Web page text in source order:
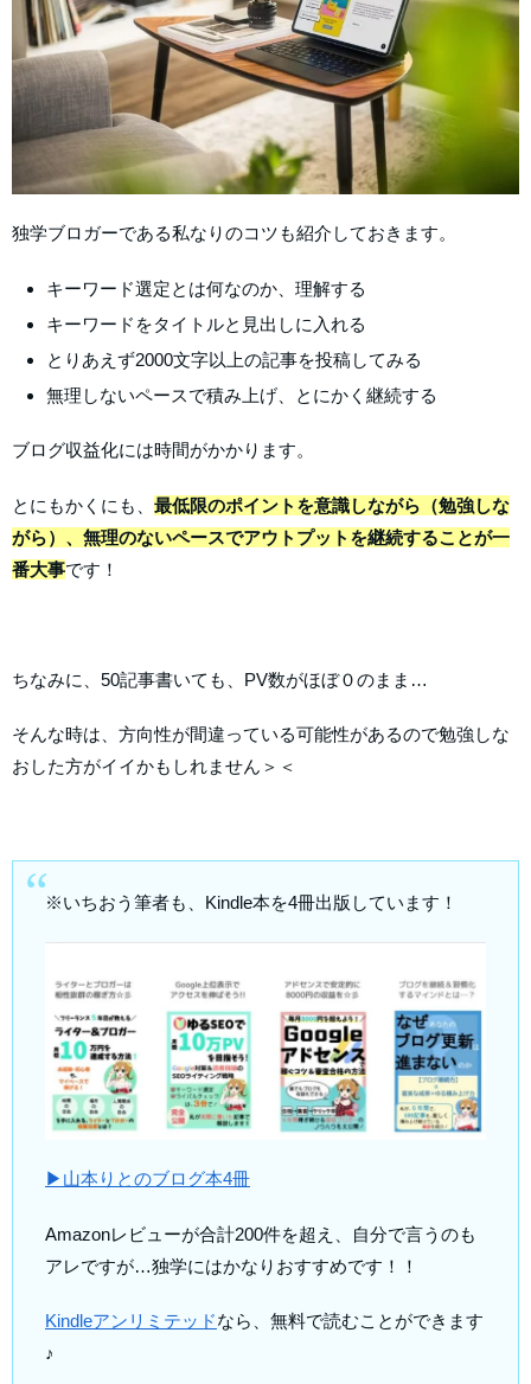
独学ブロガーである私なりのコツも紹介しておきます。
キーワード選定とは何なのか、理解する
キーワードをタイトルと見出しに入れる
とりあえず2000文字以上の記事を投稿してみる
無理しないペースで積み上げ、とにかく継続する
ブログ収益化には時間がかかります。
とにもかくにも、 最低限のポイントを意識しながら（勉強しな
がら）、無理のないペースでアウトプットを継続することが一
番大事です！
ちなみに、50記事書いても、PV数がほぼ０のまま…
そんな時は、方向性が間違っている可能性があるので勉強しな
おした方がイイかもしれません＞＜
※いちおう筆者も、Kindle本を4冊出版しています！
▶山本りとのブログ本4冊
Amazonレビューが合計200件を超え、自分で言うのも
アレですが…独学にはかなりおすすめです！！
Kindleアンリミテッドなら、無料で読むことができます
♪